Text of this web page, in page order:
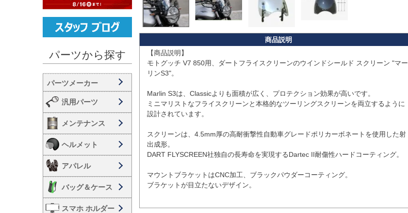
パーツから探す
汎用パーツ
メンテナンス
ヘルメット
アパレル
バッグ＆ケース
スマホ ホルダー
【商品説明】
モトグッチ V7 850用、ダートフライスクリーンのウインドシールド スクリーン "マー
リンS3"。
Marlin S3は、Classicよりも面積が広く、プロテクション効果が高いです。
ミニマリストなフライスクリーンと本格的なツーリングスクリーンを両立するように
設計されています。
スクリーンは、4.5mm厚の高耐衝撃性自動車グレードポリカーボネートを使用した射
出成形。
DART FLYSCREEN社独自の長寿命を実現するDartec II耐傷性ハードコーティング。
マウントブラケットはCNC加工、ブラックパウダーコーティング。
ブラケットが目立たないデザイン。